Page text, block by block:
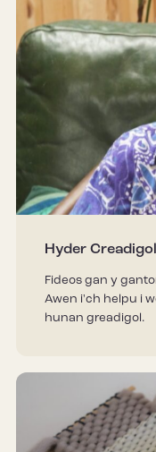
Hyder Creadigol
Fideos gan y
Awen i'ch helpu i
hunan greadigol.